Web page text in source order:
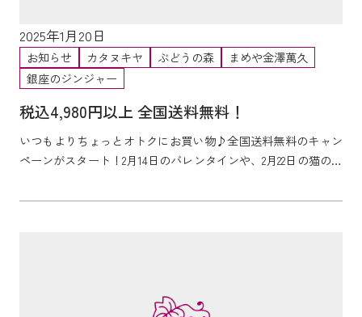
2025年1月20日
お知らせ カタヌキヤ ぶどうの森
まめや金澤萬久
銀座のジンジャー
税込4,980円以上 全国送料無料！
いつもよりちょっとオトクにお買い物♪全国送料無料のキャン
ペーンがスタート！2月14日のバレンタインや、2月22日の猫の日